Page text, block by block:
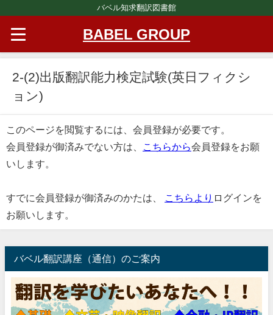
バベル知求翻訳図書館
BABEL GROUP
2-(2)出版翻訳能力検定試験(英日フィクシ
ョン)
このページを閲覧するには、会員登録が必要です。
会員登録が御済みでない方は、
こちらから会員登録をお願
いします。
すでに会員登録が御済みのかたは、 こちらより ログインを
お願いします。
バベル翻訳講座（通信）のご案内